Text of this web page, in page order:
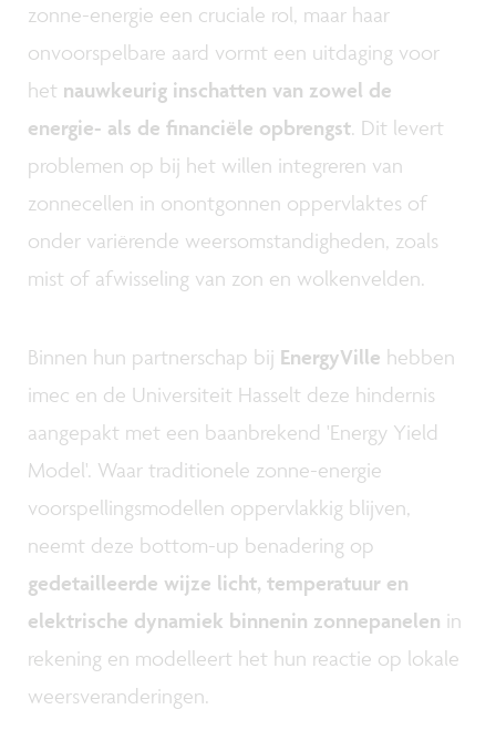
zonne-energie een cruciale rol, maar haar
onvoorspelbare aard vormt een uitdaging voor
het nauwkeurig inschatten van zowel de
energie- als de financiële opbrengst. Dit levert
problemen op bij het willen integreren van
zonnecellen in onontgonnen oppervlaktes of
onder variërende weersomstandigheden, zoals
mist of afwisseling van zon en wolkenvelden.
Binnen hun partnerschap bij EnergyVille hebben
imec en de Universiteit Hasselt deze hindernis
aangepakt met een baanbrekend 'Energy Yield
Model'. Waar traditionele zonne-energie
voorspellingsmodellen oppervlakkig blijven,
neemt deze bottom-up benadering op
gedetailleerde wijze licht, temperatuur en
elektrische dynamiek binnenin zonnepanelen in
rekening en modelleert het hun reactie op lokale
weersveranderingen.